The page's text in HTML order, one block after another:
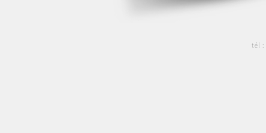
tél :